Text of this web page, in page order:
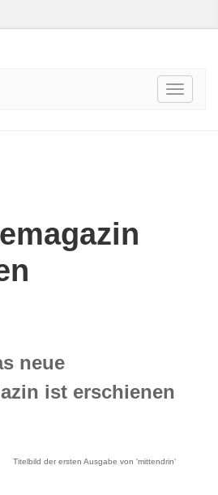
Toggle
neue
ist erschienen
Titelbild der ersten Ausgabe von 'mittendrin'